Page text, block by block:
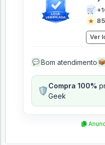
🛒
★ 85
Ver
💬 Bom atendimento 📦
🛡️Compra 100%
Geek